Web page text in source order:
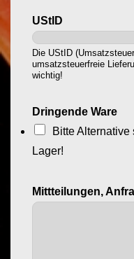
UStID
Die UStID
umsatzsteuerfreie
wichtig!
Dringende Ware
Bitte
Lager!
Mittteilungen,